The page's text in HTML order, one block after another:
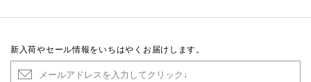
新入荷やセール情報をいちはやくお届けします。